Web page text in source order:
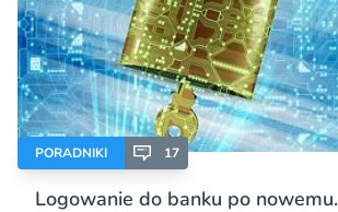
PORADNIKI 17
Logowanie do banku po